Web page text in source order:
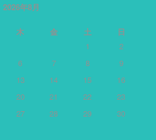
2026年8月
木 金 土
日
1
2
6 7 8
9
13 14 15
16
20 21 22
23
27 28 29
30